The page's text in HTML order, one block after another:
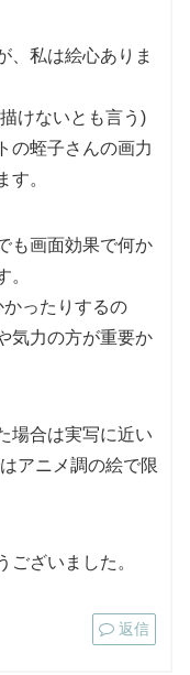
、私は絵心ありま
けないとも言う)
の蛭子さんの画力
。
も画面効果で何か
ったりするの
気力の方が重要か
場合は実写に近い
アニメ調の絵で限
ざいました。
返信